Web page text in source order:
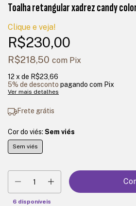
Toalha retangular xadrez candy
Clique e veja!
R$230,00
R$218,50 com Pix
12 x de R$23,66
5% de desconto pagando com Pix
Ver mais detalhes
Frete grátis
Cor do viés: Sem viés
Sem viés
6 disponíveis